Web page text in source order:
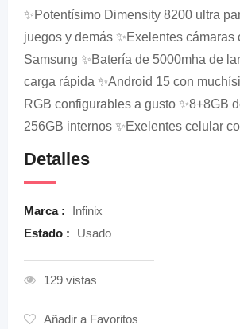
✨Potentísimo Dimensity 8200 ultra
juegos y demás ✨Exelentes cámaras
Samsung ✨Batería de 5000mha de
carga rápida ✨Android 15 con
RGB configurables a gusto ✨8+8GB
256GB internos ✨Exelentes celular
Detalles
Marca :
Infinix
Estado :
Usado
129 vistas
Añadir a Favoritos